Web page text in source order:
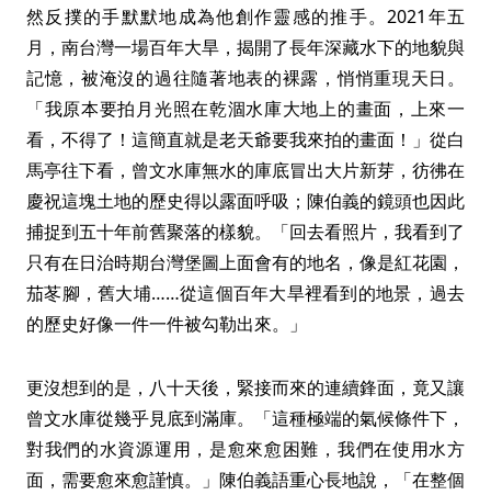
然反撲的手默默地成為他創作靈感的推手。2021年五
月，南台灣一場百年大旱，揭開了長年深藏水下的地貌與
記憶，被淹沒的過往隨著地表的裸露，悄悄重現天日。
「我原本要拍月光照在乾涸水庫大地上的畫面，上來一
看，不得了！這簡直就是老天爺要我來拍的畫面！」從白
馬亭往下看，曾文水庫無水的庫底冒出大片新芽，彷彿在
慶祝這塊土地的歷史得以露面呼吸；陳伯義的鏡頭也因此
捕捉到五十年前舊聚落的樣貌。「回去看照片，我看到了
只有在日治時期台灣堡圖上面會有的地名，像是紅花園，
茄苳腳，舊大埔……從這個百年大旱裡看到的地景，過去
的歷史好像一件一件被勾勒出來。」
更沒想到的是，八十天後，緊接而來的連續鋒面，竟又讓
曾文水庫從幾乎見底到滿庫。「這種極端的氣候條件下，
對我們的水資源運用，是愈來愈困難，我們在使用水方
面，需要愈來愈謹慎。」陳伯義語重心長地說，「在整個